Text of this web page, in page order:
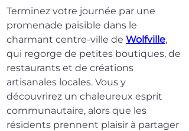
Terminez votre journée par une
promenade paisible dans le
charmant centre-ville de Wolfville,
qui regorge de petites boutiques, de
restaurants et de créations
artisanales locales. Vous y
découvrirez un chaleureux esprit
communautaire, alors que les
résidents prennent plaisir à partager